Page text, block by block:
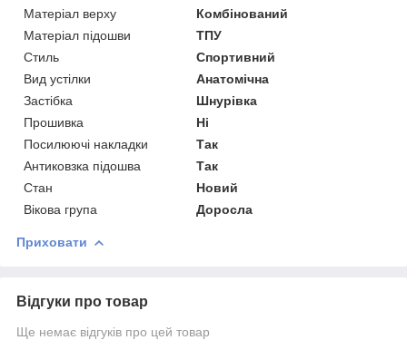
Матеріал верху
Комбінований
Матеріал підошви
ТПУ
Стиль
Спортивний
Вид устілки
Анатомічна
Застібка
Шнурівка
Прошивка
Ні
Посилюючі накладки
Так
Антиковзка підошва
Так
Стан
Новий
Вікова група
Доросла
Приховати
Відгуки про товар
Ще немає відгуків про цей товар